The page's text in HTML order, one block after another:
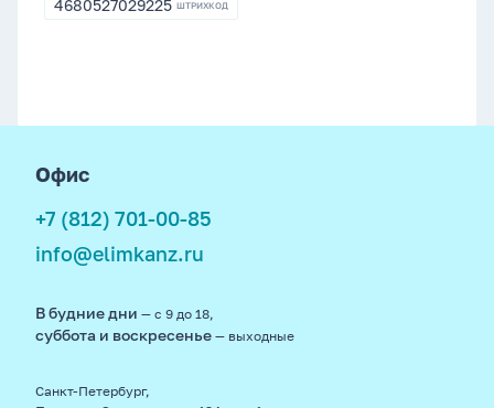
4680527029225
4680527029225 ШТРИХКОД
Офис
+7 (812) 701-00-85
info@elimkanz.ru
В будние дни — с 9 до 18,
суббота и воскресенье — выходные
Санкт-Петербург,